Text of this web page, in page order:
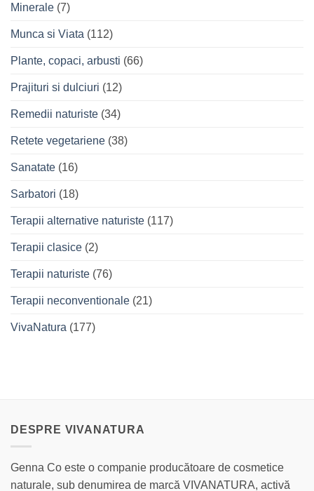
Minerale (7)
Munca si Viata (112)
Plante, copaci, arbusti (66)
Prajituri si dulciuri (12)
Remedii naturiste (34)
Retete vegetariene (38)
Sanatate (16)
Sarbatori (18)
Terapii alternative naturiste (117)
Terapii clasice (2)
Terapii naturiste (76)
Terapii neconventionale (21)
VivaNatura (177)
DESPRE VIVANATURA
Genna Co este o companie producătoare de cosmetice
naturale, sub denumirea de marcă VIVANATURA, activă